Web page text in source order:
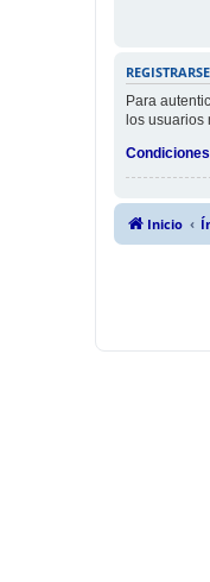
REGISTRARSE
Para
los usuarios
Inicio